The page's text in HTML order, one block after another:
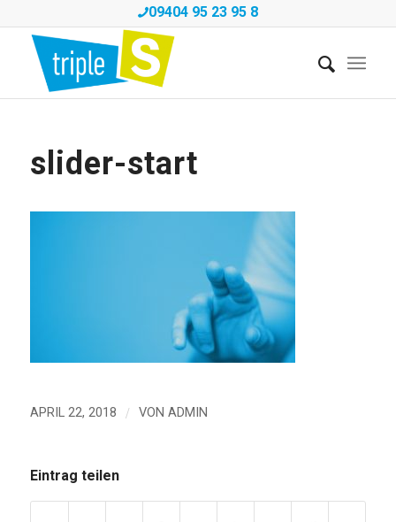
09404 95 23 95 8
slider-start
APRIL 22, 2018 / VON ADMIN
Eintrag teilen